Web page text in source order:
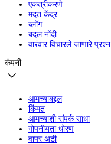
एकत्रीकरणे
मदत केंद्र
ब्लॉग
बदल नोंदी
वारंवार विचारले जाणारे प्रश्न
कंपनी
आमच्याबद्दल
किंमत
आमच्याशी संपर्क साधा
गोपनीयता धोरण
वापर अटी